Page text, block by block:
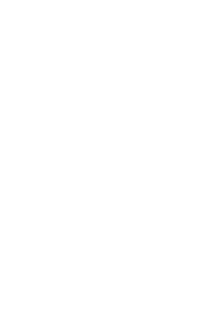
村民：
一个电话，他
联动。